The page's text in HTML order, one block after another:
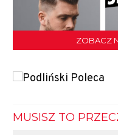
ZOBACZ
MUSISZ TO